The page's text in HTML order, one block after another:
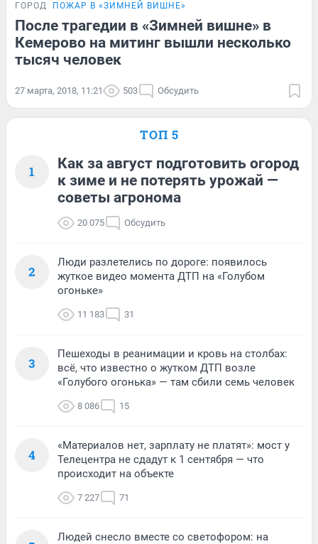
ГОРОД ПОЖАР В «ЗИМНЕЙ ВИШНЕ»
После трагедии в «Зимней вишне» в
Кемерово на митинг вышли несколько
тысяч человек
27 марта, 2018, 11:21 503 Обсудить
ТОП 5
1
Как за август подготовить огород
к зиме и не потерять урожай —
советы агронома
20 075 Обсудить
2
Люди разлетелись по дороге: появилось
жуткое видео момента ДТП на «Голубом
огоньке»
11 183 31
3
Пешеходы в реанимации и кровь на столбах:
всё, что известно о жутком ДТП возле
«Голубого огонька» — там сбили семь человек
8 086 15
4
«Материалов нет, зарплату не платят»: мост у
Телецентра не сдадут к 1 сентября — что
происходит на объекте
7 227 71
Людей снесло вместе со светофором: на